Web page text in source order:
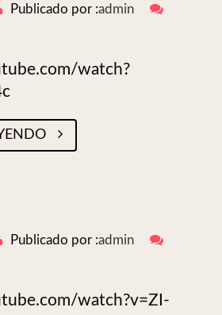
Publicado por :admin
watch?
Publicado por :admin
watch?v=ZI-